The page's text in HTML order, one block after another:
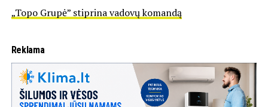
„Topo Grupė” stiprina vadovų komandą
Reklama